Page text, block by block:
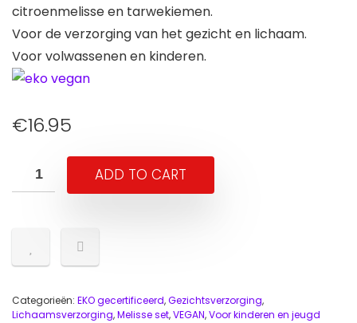
citroenmelisse en tarwekiemen.
Voor de verzorging van het gezicht en lichaam.
Voor volwassenen en kinderen.
€16.95
ADD TO CART
Categorieën: EKO gecertificeerd,Gezichtsverzorging,
Lichaamsverzorging,Melisse set,VEGAN,Voor kinderen en jeugd